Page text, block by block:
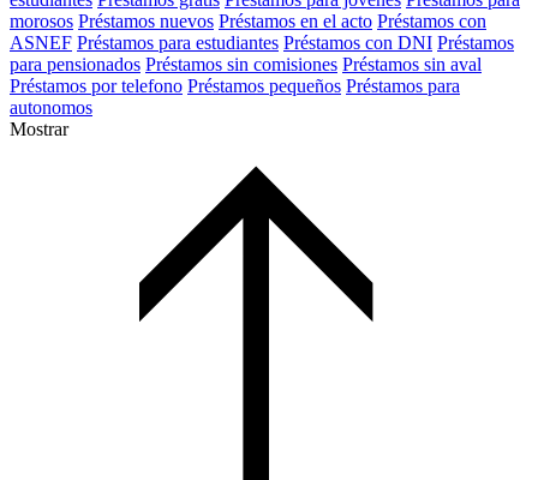
morosos Préstamos nuevos Préstamos en el acto Préstamos con
ASNEF Préstamos para estudiantes Préstamos con DNI Préstamos
para pensionados Préstamos sin comisiones Préstamos sin aval
Préstamos por telefono Préstamos pequeños Préstamos para
autonomos
Mostrar